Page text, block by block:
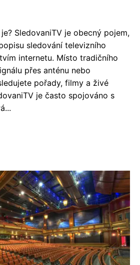
SledovaniTV je obecný pojem,
sledování televizního
internetu. Místo tradičního
přes anténu nebo
pořady, filmy a živé
je často spojováno s